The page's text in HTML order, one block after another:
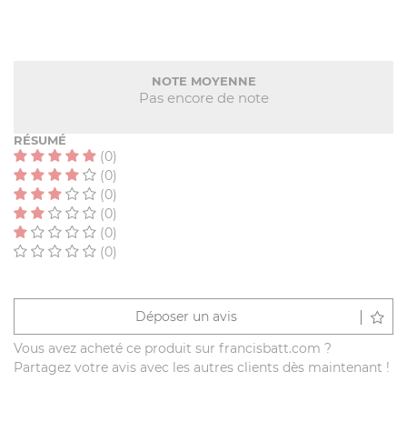
NOTE MOYENNE
Pas encore de note
RÉSUMÉ
(0)
(0)
(0)
(0)
(0)
(0)
Déposer un avis
Vous avez acheté ce produit sur francisbatt.com ?
Partagez votre avis avec les autres clients dès maintenant !